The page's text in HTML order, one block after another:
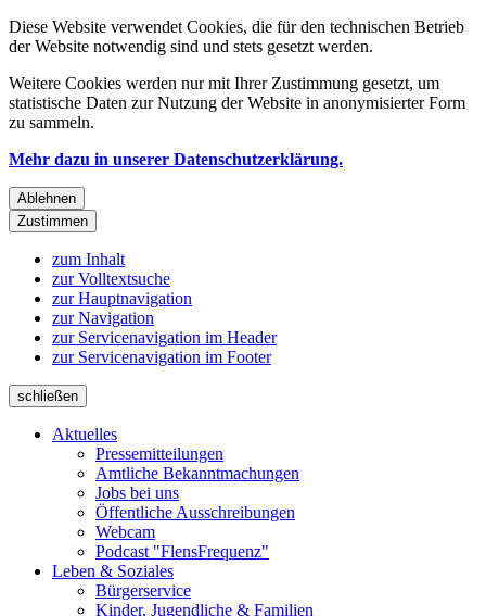
Diese Website verwendet Cookies, die für den technischen Betrieb
der Website notwendig sind und stets gesetzt werden.
Weitere Cookies werden nur mit Ihrer Zustimmung gesetzt, um
statistische Daten zur Nutzung der Website in anonymisierter Form
zu sammeln.
Mehr dazu in unserer Datenschutzerklärung.
Ablehnen
Zustimmen
zum Inhalt
zur Volltextsuche
zur Hauptnavigation
zur Navigation
zur Servicenavigation im Header
zur Servicenavigation im Footer
schließen
Aktuelles
Pressemitteilungen
Amtliche Bekanntmachungen
Jobs bei uns
Öffentliche Ausschreibungen
Webcam
Podcast "FlensFrequenz"
Leben & Soziales
Bürgerservice
Kinder, Jugendliche & Familien